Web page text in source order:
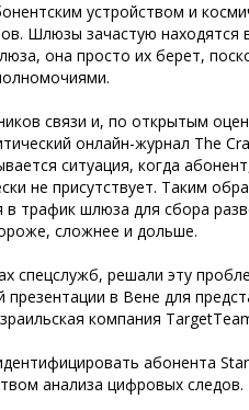
устройством и
Шлюзы зачастую находятся
она просто их берет,
связи и, по открытым
онлайн-журнал The
ситуация, когда
не присутствует. Таким
трафик шлюза для сбора
сложнее и дольше.
спецслужб, решали эту
в Вене для
компания
абонента
анализа цифровых следов.